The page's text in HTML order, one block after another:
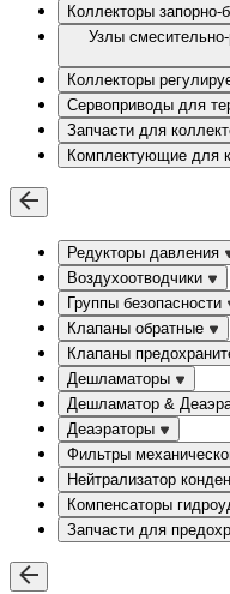
Коллекторы запорно-
Узлы
Коллекторы
Сервоприводы для
Запчасти для
Комплектующие для
Редукторы давления
Воздухоотводчики
Группы безопасности
Клапаны обратные
Клапаны
Дешламаторы
Дешламатор &
Деаэраторы
Фильтры
Нейтрализатор
Компенсаторы
Запчасти для